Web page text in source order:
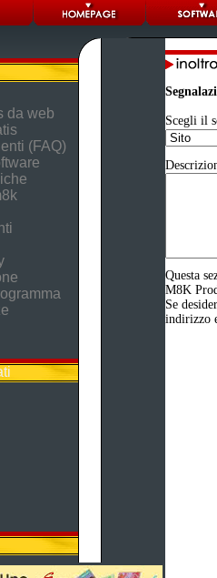
da web
(FAQ)
Scegli il
Questa
M8K
Se
indirizzo